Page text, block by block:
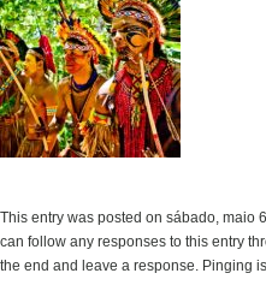
This entry was posted on sábado, maio
can follow any responses to this entry
the end and leave a response. Pinging